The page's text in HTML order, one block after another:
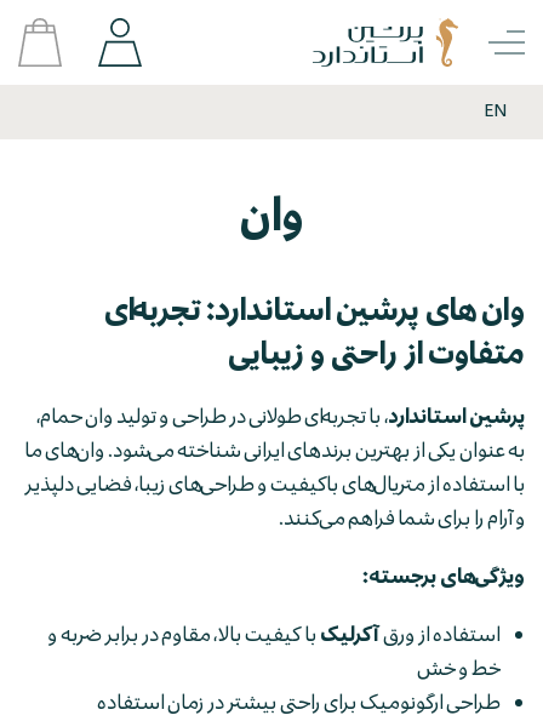
EN
وان
وان های پرشین استاندارد: تجربه‌ای
متفاوت از راحتی و زیبایی
پرشین استاندارد، با تجربه‌ای طولانی در طراحی و تولید وان حمام،
به عنوان یکی از بهترین برندهای ایرانی شناخته می‌شود. وان‌های ما
با استفاده از متریال‌های باکیفیت و طراحی‌های زیبا، فضایی دلپذیر
و آرام را برای شما فراهم می‌کنند.
ویژگی‌های برجسته:
استفاده از ورقآکرلیک با کیفیت بالا، مقاوم در برابر ضربه و
خط و خش
طراحی ارگونومیک برای راحتی بیشتر در زمان استفاده